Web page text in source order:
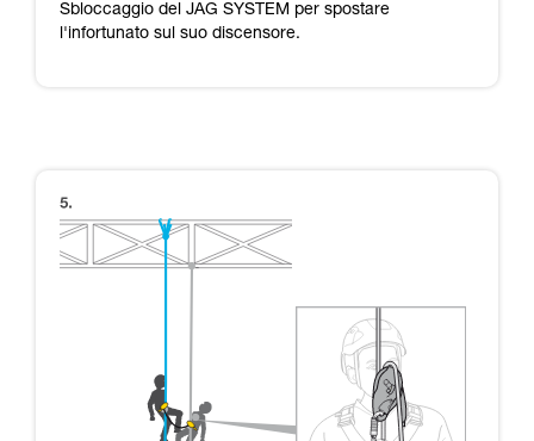
Sbloccaggio del JAG SYSTEM per spostare
l'infortunato sul suo discensore.